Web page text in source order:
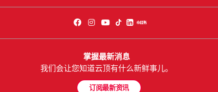
掌握最新消息
我们会让您知道云顶有什么新鲜事儿。
订阅最新资讯